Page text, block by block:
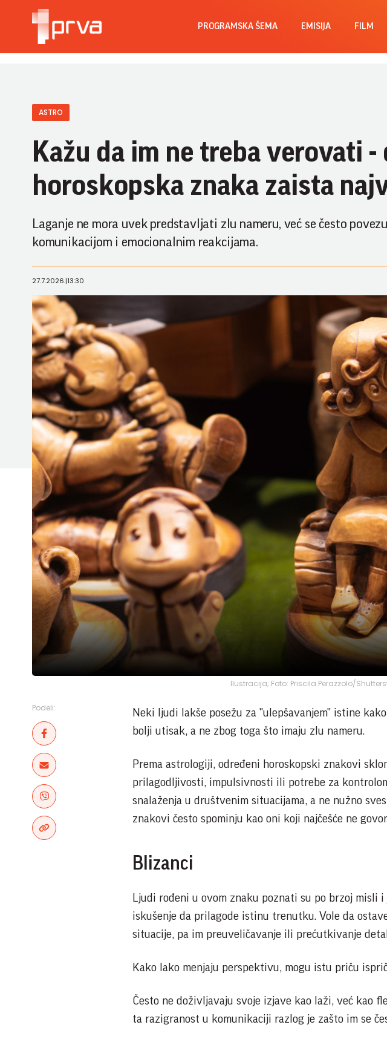
PROGRAMSKA ŠEMA EMISIJA FILM
ASTRO
Kažu da im ne treba verovati
horoskopska znaka zaista
Laganje ne mora uvek predstavljati zlu nameru, već se često
komunikacijom i emocionalnim reakcijama.
Ilustracija; Foto: Priscila.Perazzolo/
27.7.2026.|13:30
Podeli:
Neki ljudi lakše posežu za "ulepšavanjem" istine
bolji utisak, a ne zbog toga što imaju zlu nameru.
Prema astrologiji, određeni horoskopski znakovi
prilagodljivosti, impulsivnosti ili potrebe za
snalaženja u društvenim situacijama, a ne nužno
znakovi često spominju kao oni koji najčešće ne
Blizanci
Ljudi rođeni u ovom znaku poznati su po brzoj misli
iskušenje da prilagode istinu trenutku. Vole da
situacije, pa im preuveličavanje ili prećutkivanje
Kako lako menjaju perspektivu, mogu istu priču
Često ne doživljavaju svoje izjave kao laži, već kao
ta razigranost u komunikaciji razlog je zašto im se